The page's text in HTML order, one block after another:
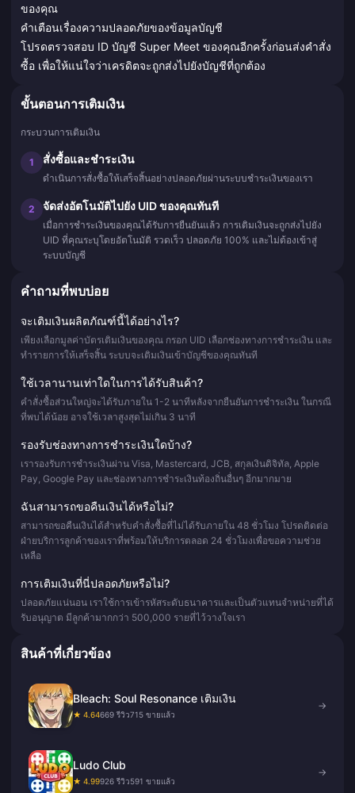
ของคุณ
คำเตือนเรื่องความปลอดภัยของข้อมูลบัญชี
โปรดตรวจสอบ ID บัญชี Super Meet ของคุณอีกครั้งก่อนส่งคำสั่ง
ซื้อ เพื่อให้แน่ใจว่าเครดิตจะถูกส่งไปยังบัญชีที่ถูกต้อง
ขั้นตอนการเติมเงิน
กระบวนการเติมเงิน
1 สั่งซื้อและชำระเงิน
ดำเนินการสั่งซื้อให้เสร็จสิ้นอย่างปลอดภัยผ่านระบบชำระเงินของเรา
2 จัดส่งอัตโนมัติไปยัง UID ของคุณทันที
เมื่อการชำระเงินของคุณได้รับการยืนยันแล้ว การเติมเงินจะถูกส่งไปยัง
UID ที่คุณระบุโดยอัตโนมัติ รวดเร็ว ปลอดภัย 100% และไม่ต้องเข้าสู่
ระบบบัญชี
คำถามที่พบบ่อย
จะเติมเงินผลิตภัณฑ์นี้ได้อย่างไร?
เพียงเลือกมูลค่าบัตรเติมเงินของคุณ กรอก UID เลือกช่องทางการชำระเงิน และ
ทำรายการให้เสร็จสิ้น ระบบจะเติมเงินเข้าบัญชีของคุณทันที
ใช้เวลานานเท่าใดในการได้รับสินค้า?
คำสั่งซื้อส่วนใหญ่จะได้รับภายใน 1-2 นาทีหลังจากยืนยันการชำระเงิน ในกรณี
ที่พบได้น้อย อาจใช้เวลาสูงสุดไม่เกิน 3 นาที
รองรับช่องทางการชำระเงินใดบ้าง?
เรารองรับการชำระเงินผ่าน Visa, Mastercard, JCB, สกุลเงินดิจิทัล, Apple
Pay, Google Pay และช่องทางการชำระเงินท้องถิ่นอื่นๆ อีกมากมาย
ฉันสามารถขอคืนเงินได้หรือไม่?
สามารถขอคืนเงินได้สำหรับคำสั่งซื้อที่ไม่ได้รับภายใน 48 ชั่วโมง โปรดติดต่อ
ฝ่ายบริการลูกค้าของเราที่พร้อมให้บริการตลอด 24 ชั่วโมงเพื่อขอความช่วย
เหลือ
การเติมเงินที่นี่ปลอดภัยหรือไม่?
ปลอดภัยแน่นอน เราใช้การเข้ารหัสระดับธนาคารและเป็นตัวแทนจำหน่ายที่ได้
รับอนุญาต มีลูกค้ามากกว่า 500,000 รายที่ไว้วางใจเรา
สินค้าที่เกี่ยวข้อง
Bleach: Soul Resonance เติมเงิน
★ 4.64669 รีวิว715 ขายแล้ว
→
Ludo Club
★ 4.99926 รีวิว591 ขายแล้ว
→